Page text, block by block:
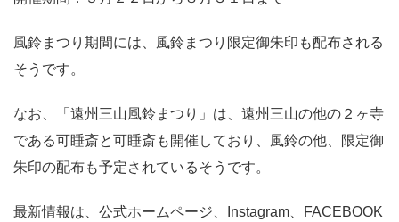
風鈴まつり期間には、風鈴まつり限定御朱印も配布される
そうです。
なお、「遠州三山風鈴まつり」は、遠州三山の他の２ヶ寺
である可睡斎と可睡斎も開催しており、風鈴の他、限定御
朱印の配布も予定されているそうです。
最新情報は、公式ホームページ、Instagram、FACEBOOK